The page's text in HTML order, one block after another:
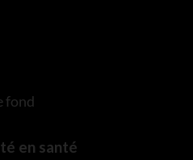
fond
en santé